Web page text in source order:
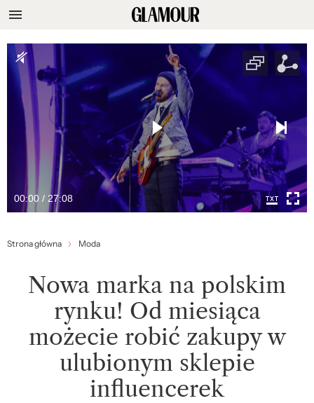
00:00 / 27:08
Strona główna Moda
Nowa marka na polskim
rynku! Od miesiąca
możecie robić zakupy w
ulubionym sklepie
influencerek